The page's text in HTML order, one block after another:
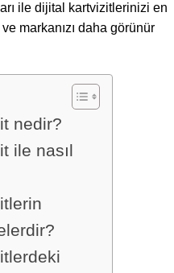
ile dijital kartvizitlerinizi en
markanızı daha görünür
nedir?
ile nasıl